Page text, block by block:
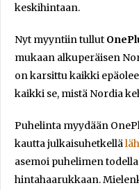
keskihintaan.
Nyt myyntiin tullut
mukaan alkuperäisen
on karsittu kaikki
kaikki se, mistä Nordia
Puhelinta myydään
kautta julkaisuhetkellä
asemoi puhelimen
hintahaarukkaan.